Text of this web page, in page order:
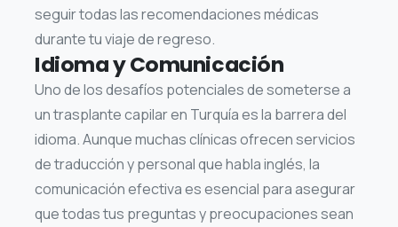
seguir todas las recomendaciones médicas
durante tu viaje de regreso.
Idioma y Comunicación
Uno de los desafíos potenciales de someterse a
un trasplante capilar en Turquía es la barrera del
idioma. Aunque muchas clínicas ofrecen servicios
de traducción y personal que habla inglés, la
comunicación efectiva es esencial para asegurar
que todas tus preguntas y preocupaciones sean